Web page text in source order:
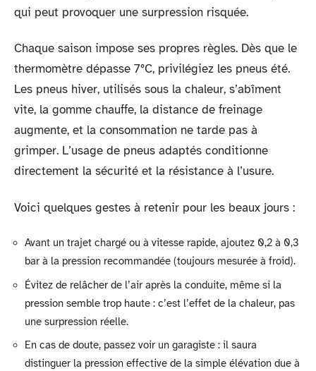
qui peut provoquer une surpression risquée.
Chaque saison impose ses propres règles. Dès que le
thermomètre dépasse 7°C, privilégiez les pneus été.
Les pneus hiver, utilisés sous la chaleur, s’abîment
vite, la gomme chauffe, la distance de freinage
augmente, et la consommation ne tarde pas à
grimper. L’usage de pneus adaptés conditionne
directement la sécurité et la résistance à l’usure.
Voici quelques gestes à retenir pour les beaux jours :
Avant un trajet chargé ou à vitesse rapide, ajoutez 0,2 à 0,3
bar à la pression recommandée (toujours mesurée à froid).
Évitez de relâcher de l’air après la conduite, même si la
pression semble trop haute : c’est l’effet de la chaleur, pas
une surpression réelle.
En cas de doute, passez voir un garagiste : il saura
distinguer la pression effective de la simple élévation due à